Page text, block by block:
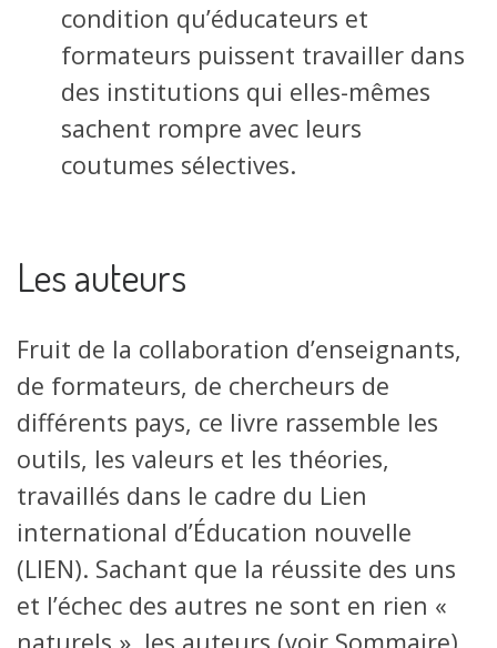
condition qu’éducateurs et
formateurs puissent travailler dans
des institutions qui elles-mêmes
sachent rompre avec leurs
coutumes sélectives.
Les auteurs
Fruit de la collaboration d’enseignants,
de formateurs, de chercheurs de
différents pays, ce livre rassemble les
outils, les valeurs et les théories,
travaillés dans le cadre du Lien
international d’Éducation nouvelle
(LIEN). Sachant que la réussite des uns
et l’échec des autres ne sont en rien «